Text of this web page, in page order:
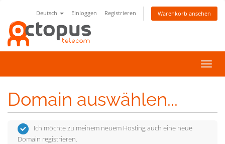
Deutsch Einloggen Registrieren Warenkorb ansehen
ein-/
Domain auswählen...
Ich möchte zu meinem neuem Hosting auch eine neue
Domain registrieren.